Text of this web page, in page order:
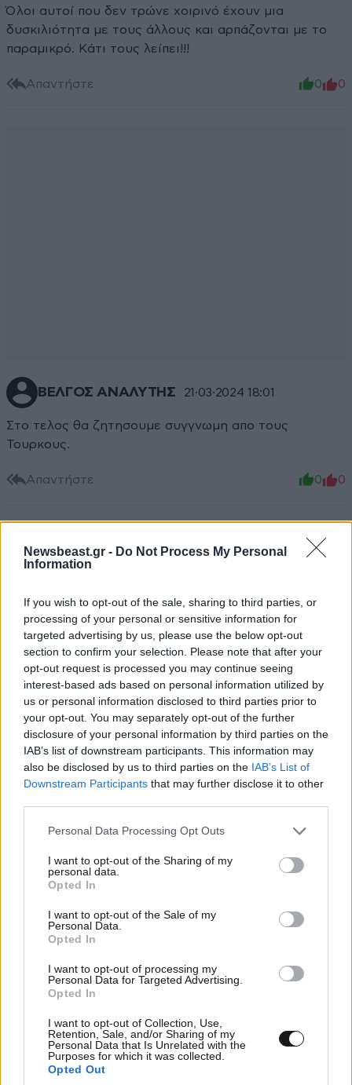
Newsbeast.gr - Do Not Process My Personal
Information
If you wish to opt-out of the sale, sharing to third parties, or
processing of your personal or sensitive information for
targeted advertising by us, please use the below opt-out
section to confirm your selection. Please note that after your
opt-out request is processed you may continue seeing
interest-based ads based on personal information utilized by
us or personal information disclosed to third parties prior to
your opt-out. You may separately opt-out of the further
disclosure of your personal information by third parties on the
IAB’s list of downstream participants. This information may
also be disclosed by us to third parties on the IAB’s List of
Downstream Participants that may further disclose it to other
Please note that this website/app uses one or more Google
not limited to your visit or usage behaviour. You may click to
grant or deny consent to Google and its third-party tags to
use your data for below specified purposes in below Google
consent section.
Personal Data Processing Opt Outs
I want to opt-out of the Sharing of my
personal data.
Opted In
I want to opt-out of the Sale of my
Personal Data.
Opted In
I want to opt-out of processing my
Personal Data for Targeted Advertising.
Opted In
I want to opt-out of Collection, Use,
Retention, Sale, and/or Sharing of my
Personal Data that Is Unrelated with the
Purposes for which it was collected.
Opted Out
Όλοι αυτοί που δεν τρώνε χοιρινό έχουν μια
δυσκιλιότητα με τους άλλους και αρπάζονται με το
παραμικρό. Κάτι τους λείπει!!!
Απαντήστε 0 0
ΒΕΛΓΟΣ ΑΝΑΛΥΤΗΣ 21·03·2024 18:01
Στο τελος θα ζητησουμε συγγνωμη απο τους
Τουρκους.
Απαντήστε 0 0
η Τουρκια 21·03·2024 17:34
λογω... βαλτε την και στην ΕΕ να δειτε τι θα γινει!!!
Απαντήστε
TRENDING
ΕΛΛΑΔΑ06·08·2026 00:09
Σαν σήμερα 6 Αυγούστου: Πεθαίνει η Ρίτα
της τραγούδι